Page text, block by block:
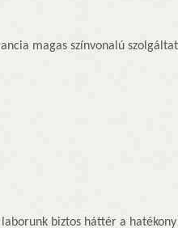
magas színvonalú
laborunk biztos háttér a